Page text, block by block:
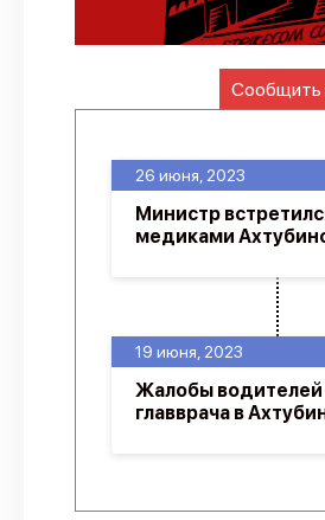
Отчеты
Предложить
Справочник
О проекте
Политика
Сообщить
19 июня, 2023
Жалобы водителей
главврача в
26 июня, 2023
Министр
медиками